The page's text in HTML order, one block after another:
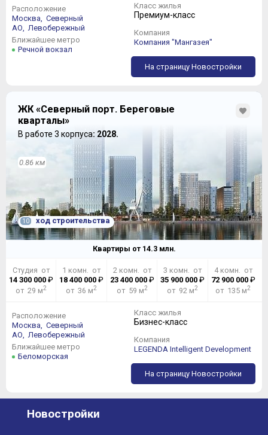
Расположение
Москва,
Северный
АО,
Левобережный
Ближайшее метро
Речной вокзал
Класс жилья
Премиум-класс
Компания
Компания "Мангазея"
На страницу Новостройки
ЖК «Северный порт. Береговые
кварталы»
В работе 3 корпуса: 2028.
0.86 км
10 ход строительства
Квартиры от 14.3млн.
Студия от
14 300 000₽
от 29 м2
1 комн. от
18 400 000 ₽
от 36 м2
2 комн. от
23 400 000₽
от 59 м2
3 комн. от
35 900 000 ₽
от 92 м2
4 комн. от
72 900 000₽
от 135 м2
Расположение
Москва,
Северный
АО,
Левобережный
Ближайшее метро
Беломорская
Класс жилья
Бизнес-класс
Компания
LEGENDA Intelligent Development
На страницу Новостройки
Новостройки